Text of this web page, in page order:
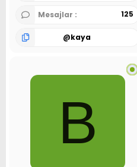
Mesajlar 125
@kaya
B